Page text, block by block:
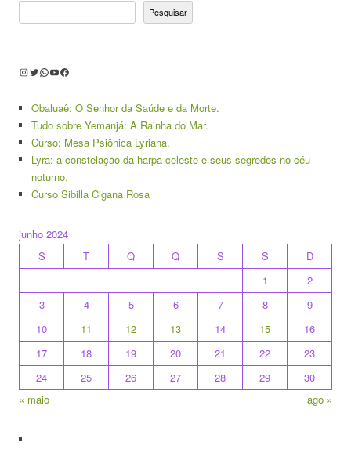
Pesquisar
Instagram
Twitter
WhatsApp
Youtube
Facebook
Obaluaê: O Senhor da Saúde e da Morte.
Tudo sobre Yemanjá: A Rainha do Mar.
Curso: Mesa Psiônica Lyriana.
Lyra: a constelação da harpa celeste e seus segredos no céu
noturno.
Curso Sibilla Cigana Rosa
junho 2024
S
T Q Q S S
D
1
2
3
4 5 6 7 8
9
10
11 12 13 14 15
16
17
18 19 20 21 22
23
24
25 26 27 28 29
30
« maio
ago »